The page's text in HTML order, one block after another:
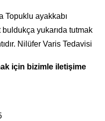
Topuklu ayakkabı
buldukça yukarıda tutmak
Nilüfer Varis Tedavisi
için bizimle iletişime